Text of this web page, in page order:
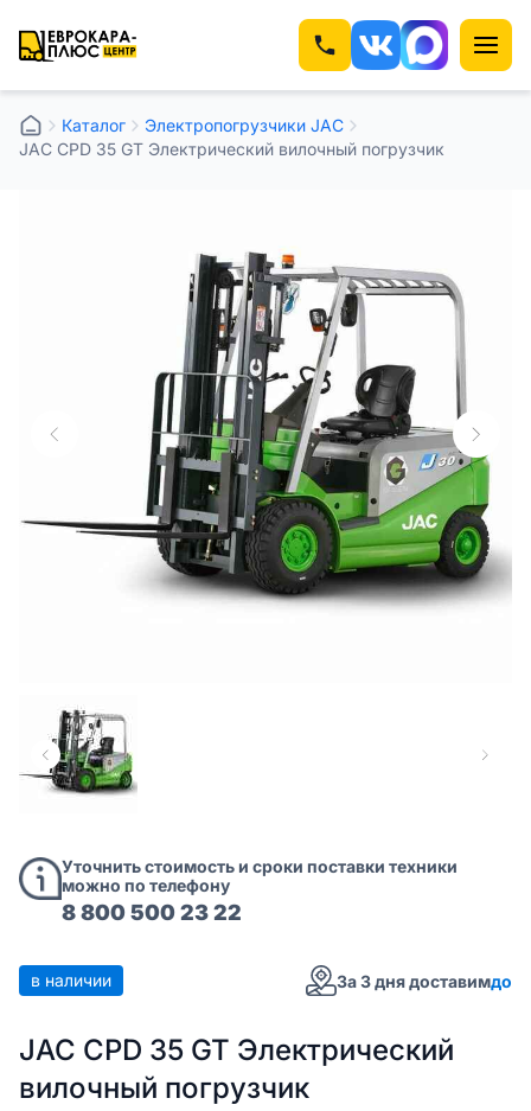
Каталог
Электропогрузчики JAC
JAC CPD 35 GT Электрический вилочный погрузчик
Уточнить стоимость и сроки поставки техники
можно по телефону
8 800 500 23 22
в наличии За 3 дня доставимдо
JAC CPD 35 GT Электрический
вилочный погрузчик